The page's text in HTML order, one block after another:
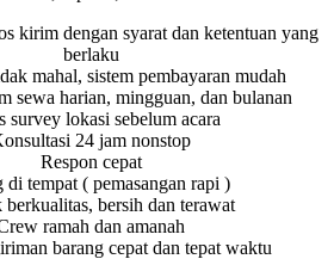
kirim dengan syarat dan ketentuan yang
berlaku
mahal, sistem pembayaran mudah
sewa harian, mingguan, dan bulanan
survey lokasi sebelum acara
24 jam nonstop
Respon cepat
di tempat ( pemasangan rapi )
berkualitas, bersih dan terawat
ramah dan amanah
barang cepat dan tepat waktu